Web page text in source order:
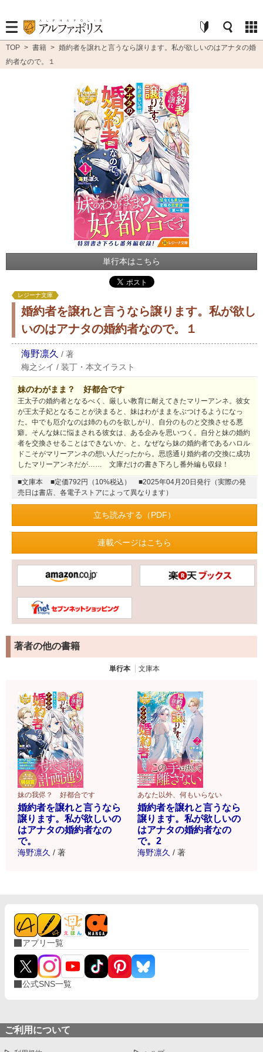
TOP > 書籍 > 婚約者を譲れと言うなら譲ります。私が欲しいのはアナタの婚
約者なので。１
単行本はこちら
レジーナ文庫
婚約者を譲れと言うなら譲ります。私が欲し
いのはアナタの婚約者なので。１
海野凛久 / 著
梅之シイ / 装丁・本文イラスト
妹のわがまま？ 好都合です
王太子の婚約者となるべく、厳しい教育に耐えてきたマリーアンネ。彼女
が王太子妃となることが決まると、妹はわがままをぶつけるようになっ
た。中でも厄介なのは姉のものを欲しがり、自分のものと交換させる悪
癖。そんな妹に悩まされる彼女は、ある企みを思いつく。自分と妹の婚約
者を交換させることはできないか、と。なぜなら妹の婚約者であるハロル
ドこそがマリーアンネの想い人だったから。思惑通り婚約者の交換に成功
したマリーアンネだが…… 文庫だけの書き下ろし番外編も収録！
■文庫本 ■定価792円（10%税込）
■2025年04月20日発行（実際の発
売日は書店、各電子ストアによって異なります）
立ち読みする（PDF）
連載ページはこちら
著者の他の書籍
単行本 文庫本
妹の我侭？ 好都合です
婚約者を譲れと言うなら
譲ります。私が欲しいの
はアナタの婚約者なの
で。
海野凛久 / 著
あなた以外、何もいらない
婚約者を譲れと言うなら
譲ります。私が欲しいの
はアナタの婚約者なの
で。2
海野凛久 / 著
アプリ一覧
公式SNS一覧
ご利用について